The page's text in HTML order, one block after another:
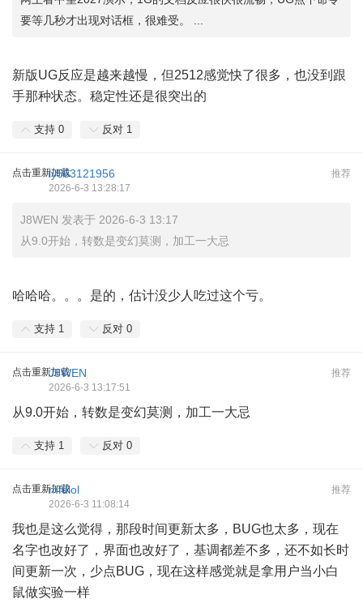
要等几秒才出现对话框，很难受。 ...
新版UG反应是越来越慢，但2512感觉快了很多，也没到跟
手那种状态。稳定性还是很突出的
支持 0 反对 1
点击重新加载 推荐
ly563121956
2026-6-3 13:28:17
J8WEN 发表于 2026-6-3 13:17
从9.0开始，转数是变幻莫测，加工一大忌
哈哈哈。。。是的，估计没少人吃过这个亏。
支持 1 反对 0
点击重新加载 推荐
J8WEN
2026-6-3 13:17:51
从9.0开始，转数是变幻莫测，加工一大忌
支持 1 反对 0
点击重新加载 推荐
mfdlol
2026-6-3 11:08:14
我也是这么觉得，那段时间更新太多，BUG也太多，现在
名字也改好了，界面也改好了，基调都差不多，还不如长时
间更新一次，少点BUG，现在这样感觉就是拿用户当小白
鼠做实验一样